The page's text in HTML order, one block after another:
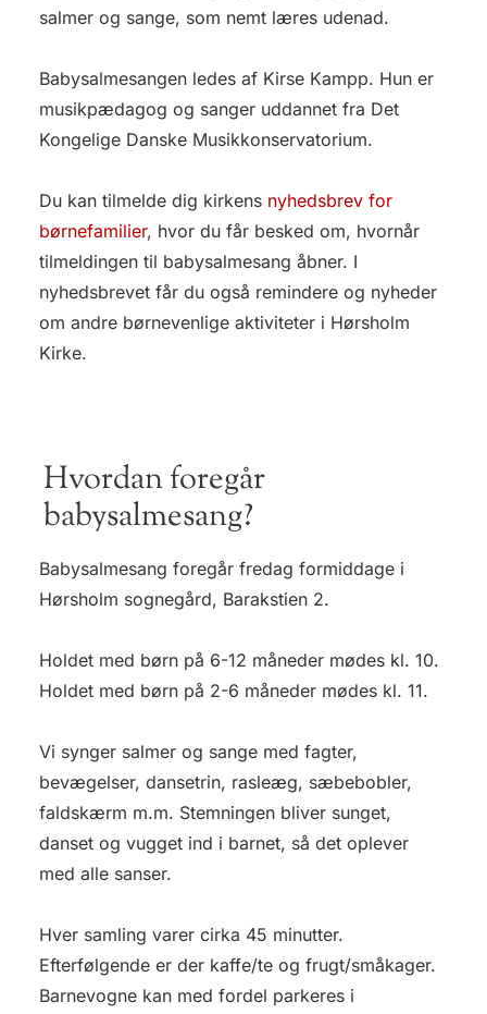
salmer og sange, som nemt læres udenad.
Babysalmesangen ledes af Kirse Kampp. Hun er
musikpædagog og sanger uddannet fra Det
Kongelige Danske Musikkonservatorium.
Du kan tilmelde dig kirkens nyhedsbrev for
børnefamilier, hvor du får besked om, hvornår
tilmeldingen til babysalmesang åbner. I
nyhedsbrevet får du også remindere og nyheder
om andre børnevenlige aktiviteter i Hørsholm
Kirke.
Hvordan foregår
babysalmesang?
Babysalmesang foregår fredag formiddage i
Hørsholm sognegård, Barakstien 2.
Holdet med børn på 6-12 måneder mødes kl. 10.
Holdet med børn på 2-6 måneder mødes kl. 11.
Vi synger salmer og sange med fagter,
bevægelser, dansetrin, rasleæg, sæbebobler,
faldskærm m.m. Stemningen bliver sunget,
danset og vugget ind i barnet, så det oplever
med alle sanser.
Hver samling varer cirka 45 minutter.
Efterfølgende er der kaffe/te og frugt/småkager.
Barnevogne kan med fordel parkeres i